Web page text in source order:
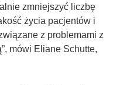
zmniejszyć liczbę
życia pacjentów i
z problemami z
mówi Eliane Schutte,